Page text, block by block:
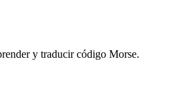
y traducir código Morse.